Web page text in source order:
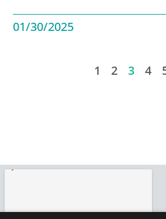
01/30/2025
1 2 3 4